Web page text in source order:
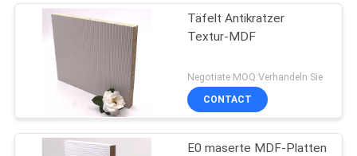
Täfelt Antikratzer
Textur-MDF
Negotiate MOQ:Verhandeln Sie
CONTACT
E0 maserte MDF-Platten